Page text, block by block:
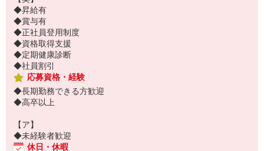
◆昇給有
◆賞与有
◆正社員登用制度
◆資格取得支援
◆定期健康診断
◆社員割引
応募資格・経験
◆長期勤務できる方歓迎
◆高卒以上
【ア】
◆未経験者歓迎
休日・休暇